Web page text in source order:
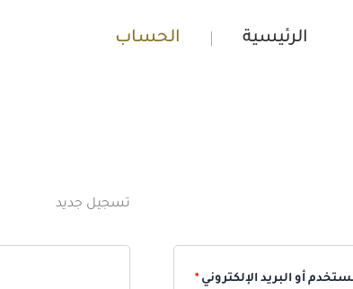
الرئيسية الحساب
أو البريد الإلكتروني *
تسجيل جديد